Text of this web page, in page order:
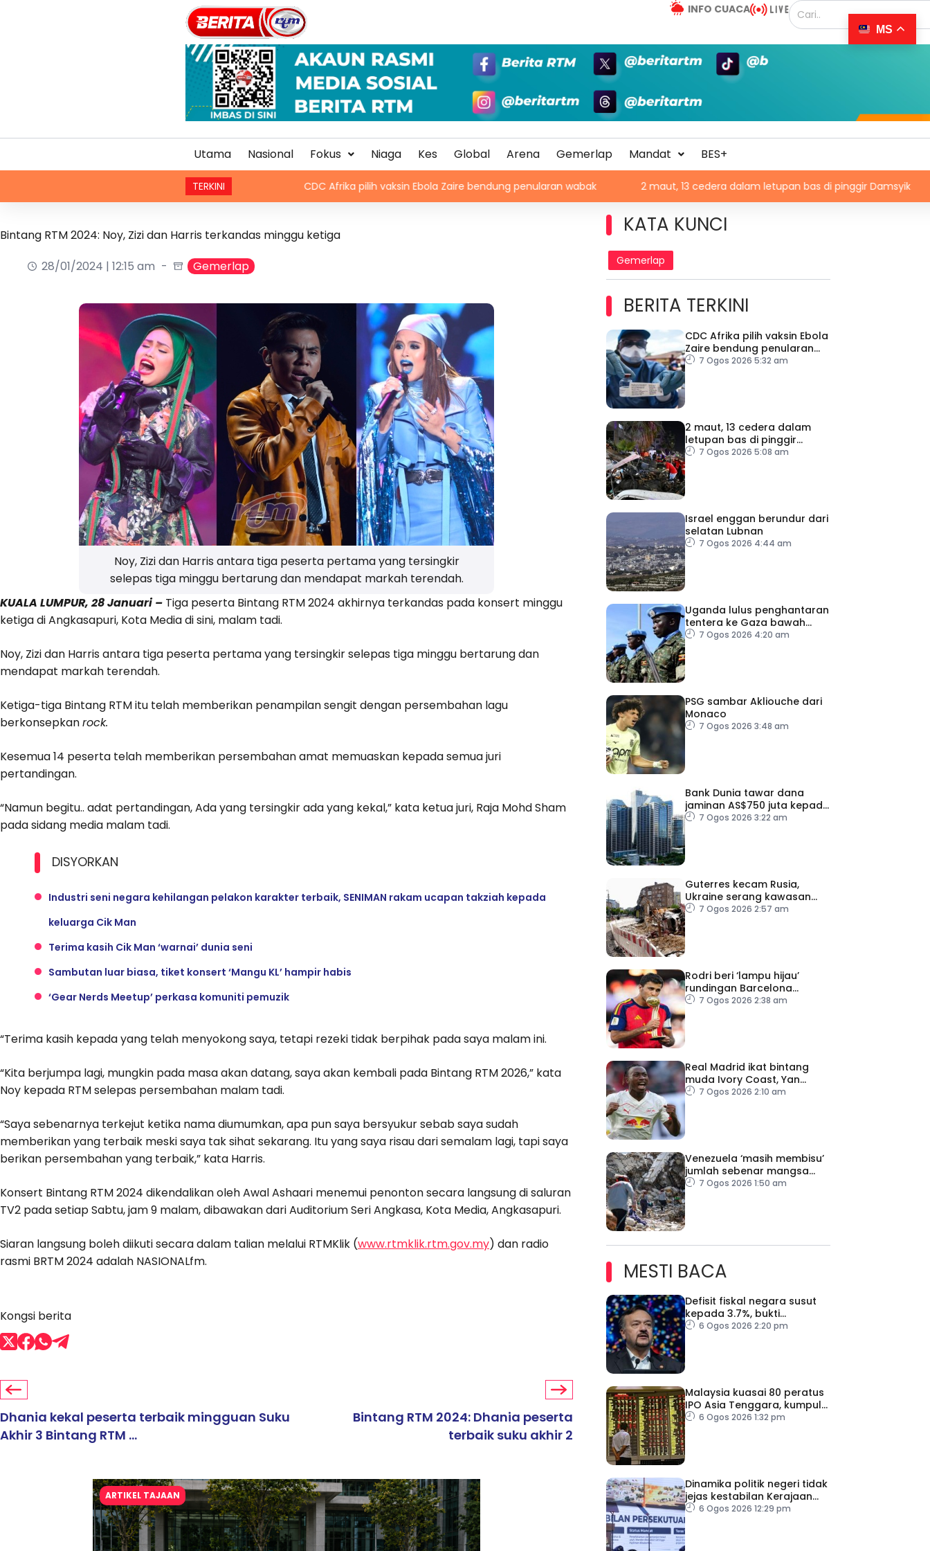
INFO CUACA
Utama Nasional Fokus Niaga Kes Global Arena Gemerlap Mandat BES+
TERKINI CDC Afrika pilih vaksin Ebola Zaire bendung penularan wabak 2 maut, 13 cedera dalam letupan bas di pinggir Damsyik Israel
Bintang RTM 2024: Noy, Zizi dan Harris terkandas minggu ketiga
28/01/2024 | 12:15 am
Gemerlap
Noy, Zizi dan Harris antara tiga peserta pertama yang tersingkir
selepas tiga minggu bertarung dan mendapat markah terendah.
KUALA LUMPUR, 28 Januari – Tiga peserta Bintang RTM 2024 akhirnya terkandas pada konsert minggu
ketiga di Angkasapuri, Kota Media di sini, malam tadi.
Noy, Zizi dan Harris antara tiga peserta pertama yang tersingkir selepas tiga minggu bertarung dan
mendapat markah terendah.
Ketiga-tiga Bintang RTM itu telah memberikan penampilan sengit dengan persembahan lagu
berkonsepkanrock.
Kesemua 14 peserta telah memberikan persembahan amat memuaskan kepada semua juri
pertandingan.
“Namun begitu.. adat pertandingan, Ada yang tersingkir ada yang kekal,” kata ketua juri, Raja Mohd Sham
pada sidang media malam tadi.
DISYORKAN
Industri seni negara kehilangan pelakon karakter terbaik, SENIMAN rakam ucapan takziah kepada
keluarga Cik Man
Terima kasih Cik Man ‘warnai’ dunia seni
Sambutan luar biasa, tiket konsert ‘Mangu KL’ hampir habis
‘Gear Nerds Meetup’ perkasa komuniti pemuzik
“Terima kasih kepada yang telah menyokong saya, tetapi rezeki tidak berpihak pada saya malam ini.
“Kita berjumpa lagi, mungkin pada masa akan datang, saya akan kembali pada Bintang RTM 2026,” kata
Noy kepada RTM selepas persembahan malam tadi.
“Saya sebenarnya terkejut ketika nama diumumkan, apa pun saya bersyukur sebab saya sudah
memberikan yang terbaik meski saya tak sihat sekarang. Itu yang saya risau dari semalam lagi, tapi saya
berikan persembahan yang terbaik,” kata Harris.
Konsert Bintang RTM 2024 dikendalikan oleh Awal Ashaari menemui penonton secara langsung di saluran
TV2 pada setiap Sabtu, jam 9 malam, dibawakan dari Auditorium Seri Angkasa, Kota Media, Angkasapuri.
Siaran langsung boleh diikuti secara dalam talian melalui RTMKlik (www.rtmklik.rtm.gov.my) dan radio
rasmi BRTM 2024 adalah NASIONALfm.
Kongsi berita
Dhania kekal peserta terbaik mingguan Suku
Akhir 3 Bintang RTM ...
Bintang RTM 2024: Dhania peserta
terbaik suku akhir 2
ARTIKEL TAJAAN
KATA KUNCI
Gemerlap
BERITA TERKINI
CDC Afrika pilih vaksin Ebola
Zaire bendung penularan
wabak
7 Ogos 2026 5:32 am
2 maut, 13 cedera dalam
letupan bas di pinggir
Damsyik
7 Ogos 2026 5:08 am
Israel enggan berundur dari
selatan Lubnan
7 Ogos 2026 4:44 am
Uganda lulus penghantaran
tentera ke Gaza bawah
pelan pelucutan senjata
7 Ogos 2026 4:20 am
PSG sambar Akliouche dari
Monaco
7 Ogos 2026 3:48 am
Bank Dunia tawar dana
jaminan AS$750 juta kepada
Indonesia bantu
7 Ogos 2026 3:22 am
Guterres kecam Rusia,
Ukraine serang kawasan
awam7 Ogos 2026 2:57 am
Rodri beri ‘lampu hijau’
rundingan Barcelona
dengan Man City
7 Ogos 2026 2:38 am
Real Madrid ikat bintang
muda Ivory Coast, Yan
Diomande
7 Ogos 2026 2:10 am
Venezuela ‘masih membisu’
jumlah sebenar mangsa
hilang dalam gempa bumi
7 Ogos 2026 1:50 am
MESTI BACA
Defisit fiskal negara susut
kepada 3.7%, bukti
keyakinan pelabur masih
6 Ogos 2026 2:20 pm
Malaysia kuasai 80 peratus
IPO Asia Tenggara, kumpul
AS$1.4 bilion separuh
6 Ogos 2026 1:32 pm
Dinamika politik negeri tidak
jejas kestabilan Kerajaan
Perpaduan Persekutuan –
6 Ogos 2026 12:29 pm
MS